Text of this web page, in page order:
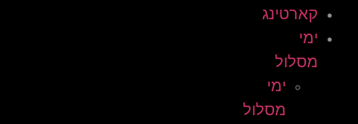
קארטינג
ימי
מסלול
ימי
מסלול